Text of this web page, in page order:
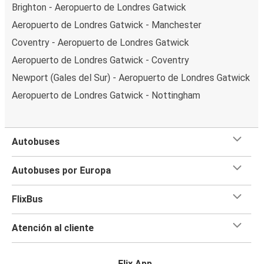
Brighton - Aeropuerto de Londres Gatwick
Aeropuerto de Londres Gatwick - Manchester
Coventry - Aeropuerto de Londres Gatwick
Aeropuerto de Londres Gatwick - Coventry
Newport (Gales del Sur) - Aeropuerto de Londres Gatwick
Aeropuerto de Londres Gatwick - Nottingham
Autobuses
Autobuses por Europa
FlixBus
Atención al cliente